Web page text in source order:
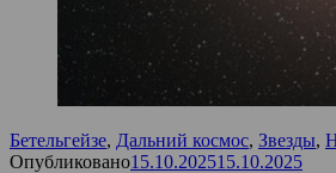
Бетельгейзе, Дальний космос, Звезды,
Опубликовано15.10.202515.10.2025